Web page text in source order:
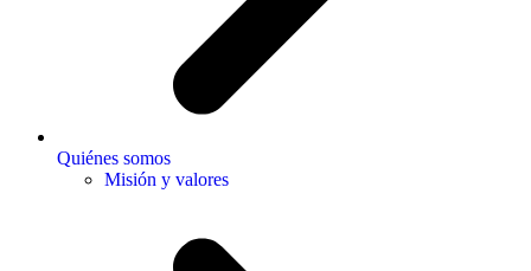
Quiénes somos
Misión y valores